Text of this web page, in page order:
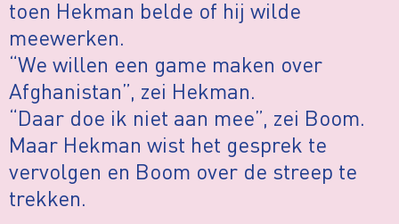
toen Hekman belde of hij wilde
meewerken.
“We willen een game maken over
Afghanistan”, zei Hekman.
“Daar doe ik niet aan mee”, zei Boom.
Maar Hekman wist het gesprek te
vervolgen en Boom over de streep te
trekken.